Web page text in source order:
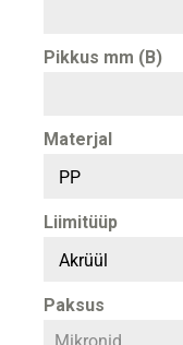
Pikkus mm (B)
Materjal
PP
Liimitüüp
Akrüül
Paksus